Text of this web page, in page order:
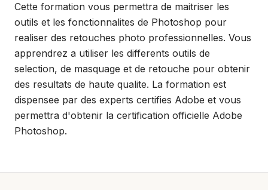
Cette formation vous permettra de maitriser les
outils et les fonctionnalites de Photoshop pour
realiser des retouches photo professionnelles. Vous
apprendrez a utiliser les differents outils de
selection, de masquage et de retouche pour obtenir
des resultats de haute qualite. La formation est
dispensee par des experts certifies Adobe et vous
permettra d'obtenir la certification officielle Adobe
Photoshop.